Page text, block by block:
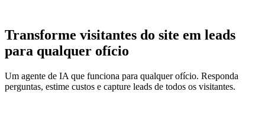
Transforme visitantes do site em leads
para qualquer ofício
Um agente de IA que funciona para qualquer ofício. Responda
perguntas, estime custos e capture leads de todos os visitantes.